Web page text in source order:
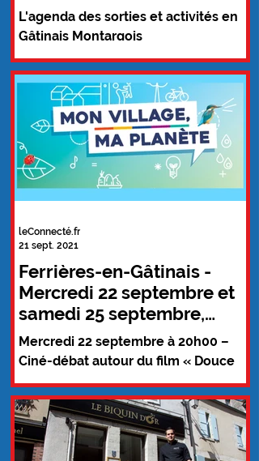
L'agenda des sorties et activités en
Gâtinais Montargois
Ferrières-en-Gâtinais -
Mercredi 22 septembre et
samedi 25 septembre,
"Mon village, ma planète"
Mercredi 22 septembre à 20h00 –
Ciné-débat autour du film « Douce
France » à la salle polyvalente René
Larcheron Samedi 25 septembre
de...
leConnecté.fr
21 sept. 2021